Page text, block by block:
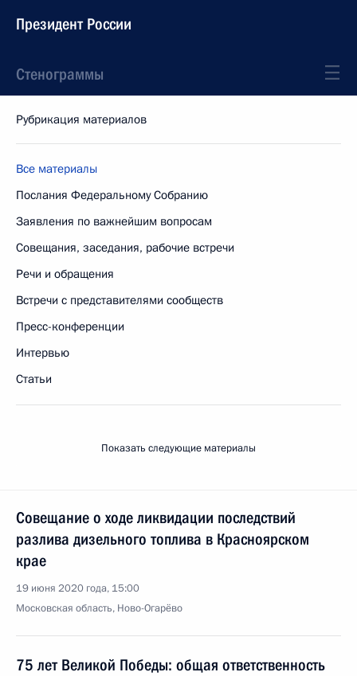
Президент России
Стенограммы
Рубрикация материалов
Все материалы
Послания Федеральному Собранию
Заявления по важнейшим вопросам
Совещания, заседания, рабочие встречи
Речи и обращения
Встречи с представителями сообществ
Пресс-конференции
Интервью
Статьи
Показать следующие материалы
Совещание о ходе ликвидации последствий
разлива дизельного топлива в Красноярском
крае
19 июня 2020 года, 15:00
Московская область, Ново-Огарёво
75 лет Великой Победы: общая ответственность